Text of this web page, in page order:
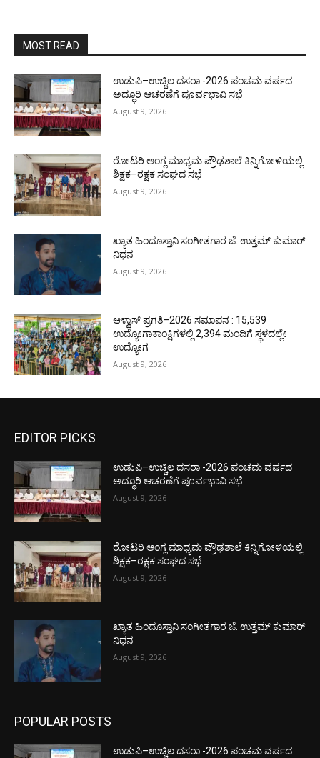
MOST READ
ಉಡುಪಿ–ಉಚ್ಚಿಲ ದಸರಾ -2026 ಪಂಚಮ ವರ್ಷದ
ಅದ್ಧೂರಿ ಆಚರಣೆಗೆ ಪೂರ್ವಭಾವಿ ಸಭೆ
August 9, 2026
ರೋಟರಿ ಆಂಗ್ಲ ಮಾಧ್ಯಮ ಪ್ರೌಢಶಾಲೆ ಕಿನ್ನಿಗೋಳಿಯಲ್ಲಿ
ಶಿಕ್ಷಕ–ರಕ್ಷಕ ಸಂಘದ ಸಭೆ
August 9, 2026
ಖ್ಯಾತ ಹಿಂದೂಸ್ತಾನಿ ಸಂಗೀತಗಾರ ಜೆ. ಉತ್ತಮ್ ಕುಮಾರ್
ನಿಧನ
August 9, 2026
ಆಳ್ವಾಸ್ ಪ್ರಗತಿ–2026 ಸಮಾಪನ : 15,539
ಉದ್ಯೋಗಾಕಾಂಕ್ಷಿಗಳಲ್ಲಿ 2,394 ಮಂದಿಗೆ ಸ್ಥಳದಲ್ಲೇ
ಉದ್ಯೋಗ
August 9, 2026
EDITOR PICKS
ಉಡುಪಿ–ಉಚ್ಚಿಲ ದಸರಾ -2026 ಪಂಚಮ ವರ್ಷದ
ಅದ್ಧೂರಿ ಆಚರಣೆಗೆ ಪೂರ್ವಭಾವಿ ಸಭೆ
August 9, 2026
ರೋಟರಿ ಆಂಗ್ಲ ಮಾಧ್ಯಮ ಪ್ರೌಢಶಾಲೆ ಕಿನ್ನಿಗೋಳಿಯಲ್ಲಿ
ಶಿಕ್ಷಕ–ರಕ್ಷಕ ಸಂಘದ ಸಭೆ
August 9, 2026
ಖ್ಯಾತ ಹಿಂದೂಸ್ತಾನಿ ಸಂಗೀತಗಾರ ಜೆ. ಉತ್ತಮ್ ಕುಮಾರ್
ನಿಧನ
August 9, 2026
POPULAR POSTS
ಉಡುಪಿ–ಉಚ್ಚಿಲ ದಸರಾ -2026 ಪಂಚಮ ವರ್ಷದ